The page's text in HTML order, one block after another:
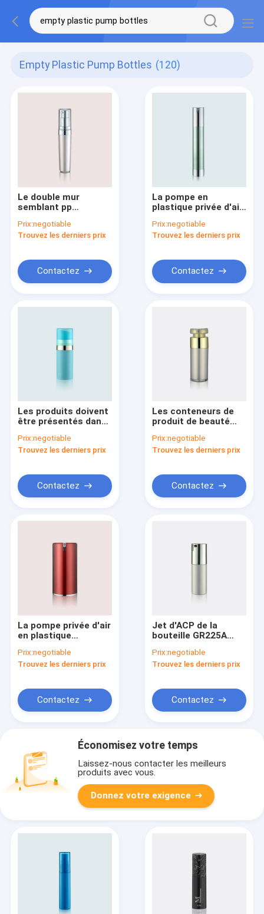
Empty Plastic Pump Bottles (120)
Le double mur
semblant pp
bouteilles en
plastique GR206A de
Prix:negotiable
Trouvez les derniers prix
Contactez
La pompe en
plastique privée d'air
bouteille forment
GR203C vide
Prix:negotiable
Trouvez les derniers prix
Contactez
Les produits doivent
être présentés dans
suffisante pour que
le produit puisse être
Prix:negotiable
Trouvez les derniers prix
Contactez
Les conteneurs de
produit de beauté
cosmétiques pompe
en plastique de
bouteille
Prix:negotiable
Trouvez les derniers prix
Contactez
La pompe privée d'air
en plastique
conteneurs en
bouteille GR219A
Prix:negotiable
Trouvez les derniers prix
Contactez
Jet d'ACP de la
bouteille GR225A
maquillage et rupture
de déclencheur de
Prix:negotiable
Trouvez les derniers prix
Contactez
Économisez votre temps
Laissez-nous contacter les meilleurs
produits avec vous.
Donnez votre exigence